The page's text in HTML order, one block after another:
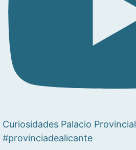
Curiosidades Palacio Provincial
#provinciadealicante